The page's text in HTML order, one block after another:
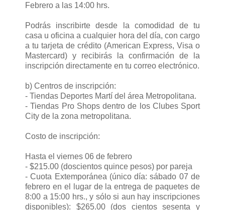
Febrero a las 14:00 hrs.
Podrás inscribirte desde la comodidad de tu
casa u oficina a cualquier hora del día, con cargo
a tu tarjeta de crédito (American Express, Visa o
Mastercard) y recibirás la confirmación de la
inscripción directamente en tu correo electrónico.
b) Centros de inscripción:
- Tiendas Deportes Martí del área Metropolitana.
- Tiendas Pro Shops dentro de los Clubes Sport
City de la zona metropolitana.
Costo de inscripción:
Hasta el viernes 06 de febrero
- $215.00 (doscientos quince pesos) por pareja
- Cuota Extemporánea (único día: sábado 07 de
febrero en el lugar de la entrega de paquetes de
8:00 a 15:00 hrs., y sólo si aun hay inscripciones
disponibles): $265.00 (dos cientos sesenta y